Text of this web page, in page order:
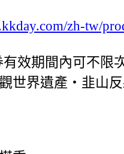
zh-tw/
效期間內可不限
世界遺產・韭山